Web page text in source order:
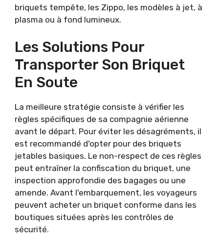
briquets tempête, les Zippo, les modèles à jet, à
plasma ou à fond lumineux.
Les Solutions Pour
Transporter Son Briquet
En Soute
La meilleure stratégie consiste à vérifier les
règles spécifiques de sa compagnie aérienne
avant le départ. Pour éviter les désagréments, il
est recommandé d'opter pour des briquets
jetables basiques. Le non-respect de ces règles
peut entraîner la confiscation du briquet, une
inspection approfondie des bagages ou une
amende. Avant l'embarquement, les voyageurs
peuvent acheter un briquet conforme dans les
boutiques situées après les contrôles de
sécurité.